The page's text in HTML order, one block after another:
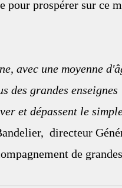
prospérer sur ce
avec une moyenne
des grandes enseignes
et dépassent le
directeur
de